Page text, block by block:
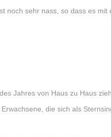
noch sehr nass, so dass es
Jahres von Haus zu Haus
die sich als